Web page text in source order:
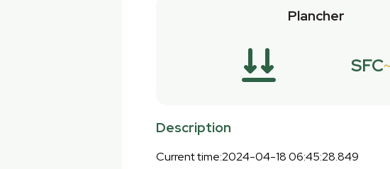
Plancher
SFC
Description
Current time:2024-04-18 06:45:28.849